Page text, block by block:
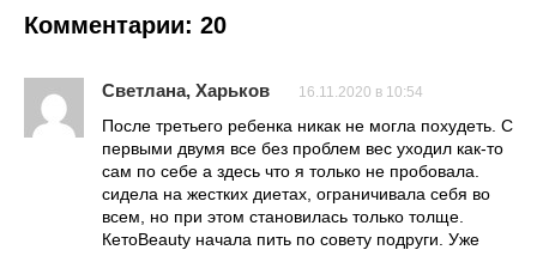
Комментарии: 20
Светлана, Харьков 16.11.2020 в 10:54
После третьего ребенка никак не могла похудеть. С
первыми двумя все без проблем вес уходил как-то
сам по себе а здесь что я только не пробовала.
сидела на жестких диетах, ограничивала себя во
всем, но при этом становилась только толще.
КетоBeauty начала пить по совету подруги. Уже